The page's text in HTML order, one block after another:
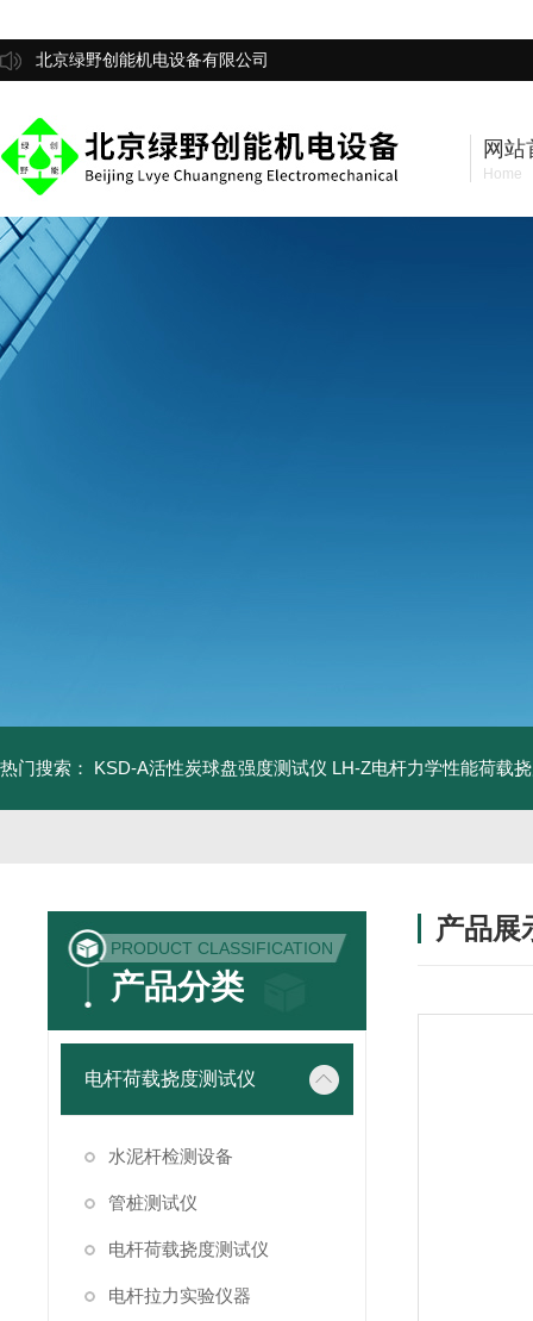
北京绿野创能机电设备有限公司
网站
Home
热门搜索： KSD-A活性炭球盘强度测试仪 LH-Z电杆力学性能荷载
PRODUCT CLASSIFICATION
产品分类
电杆荷载挠度测试仪
水泥杆检测设备
管桩测试仪
电杆荷载挠度测试仪
电杆拉力实验仪器
产品展